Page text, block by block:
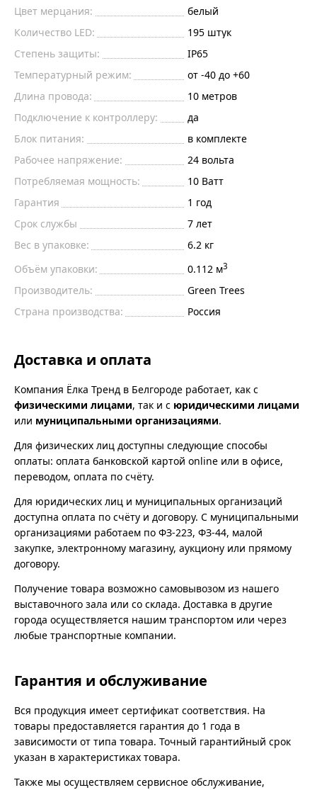
Цвет мерцания:
белый
Количество LED:
195 штук
Степень защиты:
IP65
Температурный режим:
от -40 до +60
Длина провода:
10 метров
Подключение к контроллеру:
да
Блок питания:
в комплекте
Рабочее напряжение:
24 вольта
Потребляемая мощность:
10 Ватт
Гарантия
1 год
Срок службы
7 лет
Вес в упаковке:
6.2 кг
Объём упаковки:
0.112 м3
Производитель:
Green Trees
Страна производства:
Россия
Доставка и оплата
Компания Ёлка Тренд в Белгороде работает, как с
физическими лицами, так и с юридическими лицами
или муниципальными организациями.
Для физических лиц доступны следующие способы
оплаты: оплата банковской картой online или в офисе,
переводом, оплата по счёту.
Для юридических лиц и муниципальных организаций
доступна оплата по счёту и договору. С муниципальными
организациями работаем по ФЗ-223, ФЗ-44, малой
закупке, электронному магазину, аукциону или прямому
договору.
Получение товара возможно самовывозом из нашего
выставочного зала или со склада. Доставка в другие
города осуществляется нашим транспортом или через
любые транспортные компании.
Гарантия и обслуживание
Вся продукция имеет сертификат соответствия. На
товары предоставляется гарантия до 1 года в
зависимости от типа товара. Точный гарантийный срок
указан в характеристиках товара.
Также мы осуществляем сервисное обслуживание,